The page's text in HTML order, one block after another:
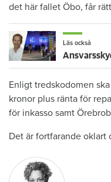
det här fallet Öbo, får
Läs också
Enligt tredskodomen
kronor plus ränta för
för inkasso samt
Det är fortfarande oklart